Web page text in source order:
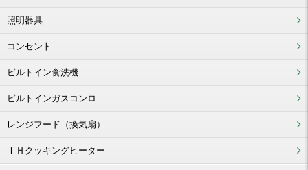
照明器具
コンセント
ビルトイン食洗機
ビルトインガスコンロ
レンジフード（換気扇）
ＩＨクッキングヒーター